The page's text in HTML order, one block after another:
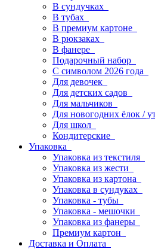
В сундучках
В тубах
В премиум картоне
В рюкзаках
В фанере
Подарочный набор
С символом 2026 года
Для девочек
Для детских садов
Для мальчиков
Для новогодних ёлок /
Для школ
Кондитерские
Упаковка
Упаковка из текстиля
Упаковка из жести
Упаковка из картона
Упаковка в сундуках
Упаковка - тубы
Упаковка - мешочки
Упаковка из фанеры
Премиум картон
Доставка и Оплата